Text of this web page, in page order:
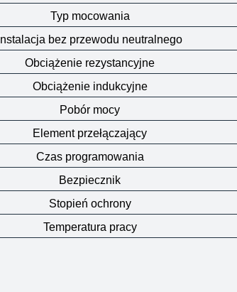
Typ mocowania
Instalacja bez przewodu neutralnego
Obciążenie rezystancyjne
Obciążenie indukcyjne
Pobór mocy
Element przełączający
Czas programowania
Bezpiecznik
Stopień ochrony
Temperatura pracy